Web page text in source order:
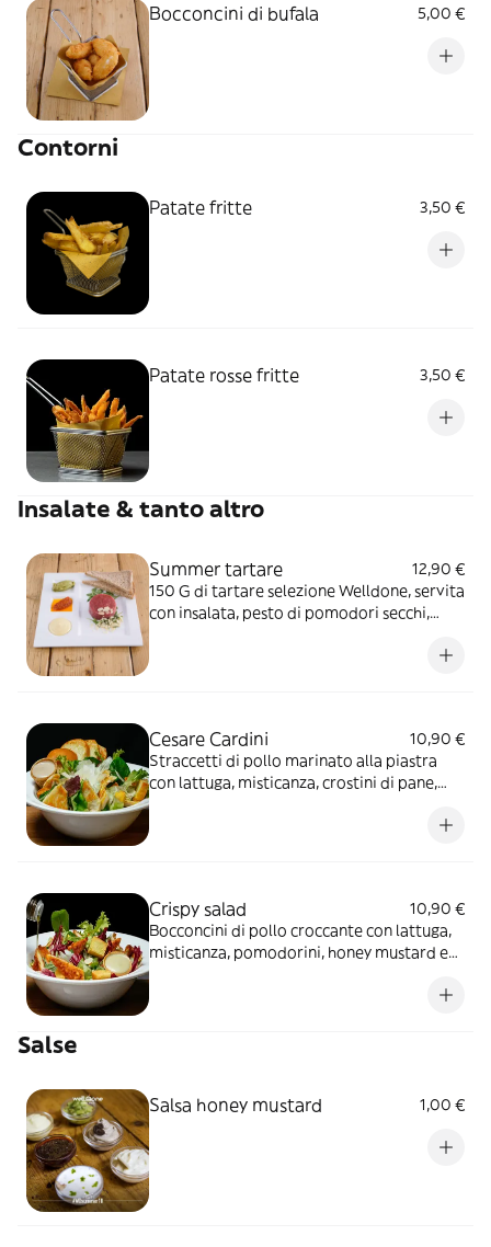
Bocconcini di bufala 5,00 €
Contorni
Patate fritte 3,50 €
Patate rosse fritte 3,50 €
Insalate & tanto altro
Summer tartare
12,90 €
150 G di tartare selezione Welldone, servita
con insalata, pesto di pomodori secchi,
Cesare Cardini
10,90 €
Straccetti di pollo marinato alla piastra
con lattuga, misticanza, crostini di pane,
Crispy salad
10,90 €
Bocconcini di pollo croccante con lattuga,
misticanza, pomodorini, honey mustard e
Salse
Salsa honey mustard 1,00 €